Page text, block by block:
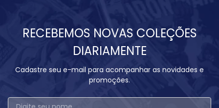
RECEBEMOS NOVAS COLEÇÕES
DIARIAMENTE
Cadastre seu e-mail para acompanhar as novidades e
promoções.